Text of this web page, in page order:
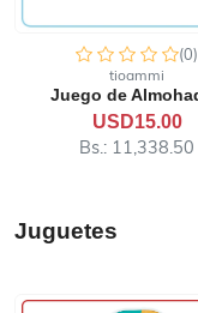
(0)
tioammi
USD18.00
Bs.: 13,606.20
Juguetes